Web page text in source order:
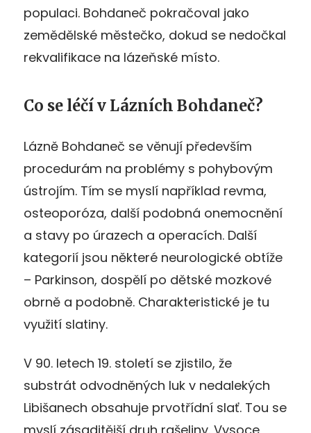
populaci. Bohdaneč pokračoval jako
zemědělské městečko, dokud se nedočkal
rekvalifikace na lázeňské místo.
Co se léčí v Lázních Bohdaneč?
Lázně Bohdaneč se věnují především
procedurám na problémy s pohybovým
ústrojím. Tím se myslí například revma,
osteoporóza, další podobná onemocnění
a stavy po úrazech a operacích. Další
kategorií jsou některé neurologické obtíže
– Parkinson, dospělí po dětské mozkové
obrně a podobně. Charakteristické je tu
využití slatiny.
V 90. letech 19. století se zjistilo, že
substrát odvodněných luk v nedalekých
Libišanech obsahuje prvotřídní slať. Tou se